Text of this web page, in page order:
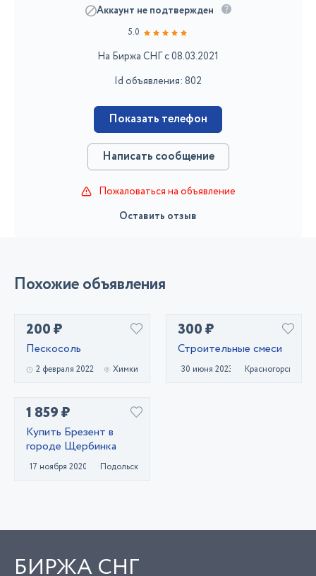
Аккаунт не подтвержден
5.0
На Биржа СНГ с 08.03.2021
Id объявления: 802
Показать телефон
Написать сообщение
Пожаловаться на объявление
Оставить отзыв
Похожие объявления
200 ₽
Пескосоль
2 февраля 2022 Химки
300 ₽
Строительные смеси
30 июня 2023 Красногорск
1 859 ₽
Купить Брезент в
городе Щербинка
17 ноября 2020 Подольск
БИРЖА СНГ